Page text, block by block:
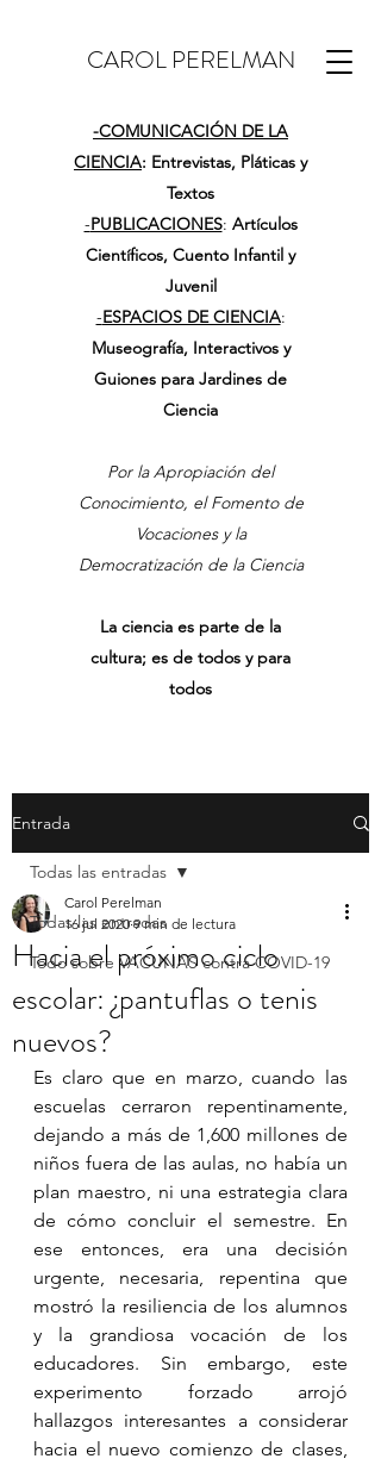
CAROL PERELMAN
-COMUNICACIÓN DE LA
CIENCIA: Entrevistas, Pláticas y
Textos
-PUBLICACIONES: Artículos
Científicos, Cuento Infantil y
Juvenil
-ESPACIOS DE CIENCIA:
Museografía, Interactivos y
Guiones para Jardines de
Ciencia
Por la Apropiación del
Conocimiento, el Fomento de
Vocaciones y la
Democratización de la Ciencia
La ciencia es parte de la
cultura; es de todos y para
todos
Entrada
Todas las entradas
Todo sobre VACUNAS contra COVID-19
Todas las entradas
Hacia el próximo ciclo
escolar: ¿pantuflas o tenis
nuevos?
Carol Perelman
16 jul 2020 9 min de lectura
Es claro que en marzo, cuando las
escuelas cerraron repentinamente,
dejando a más de 1,600 millones de
niños fuera de las aulas, no había un
plan maestro, ni una estrategia clara
de cómo concluir el semestre. En
ese entonces, era una decisión
urgente, necesaria, repentina que
mostró la resiliencia de los alumnos
y la grandiosa vocación de los
educadores. Sin embargo, este
experimento forzado arrojó
hallazgos interesantes a considerar
hacia el nuevo comienzo de clases,